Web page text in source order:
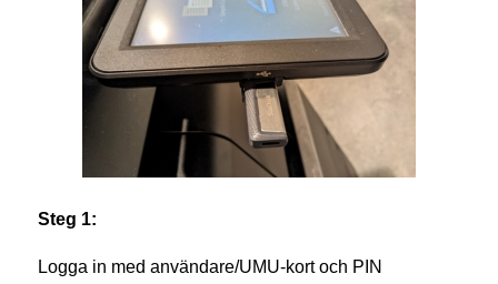
Steg 1:
Logga in med användare/UMU-kort och PIN